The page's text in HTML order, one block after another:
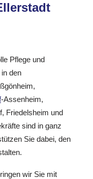
Pflege und
den
-Assenheim,
Friedelsheim und
sind in ganz
Sie dabei, den
wir Sie mit